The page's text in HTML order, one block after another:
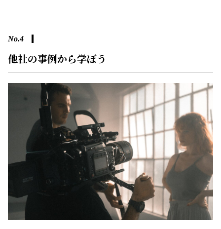
No.4
他社の事例から学ぼう